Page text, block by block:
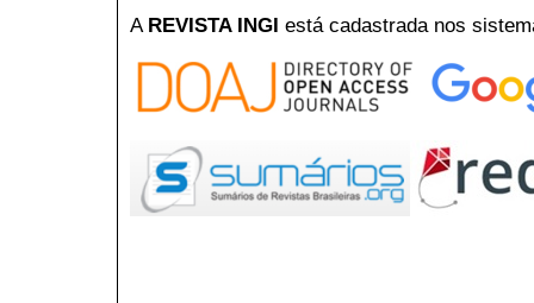
A REVISTA INGI está cadastrada nos